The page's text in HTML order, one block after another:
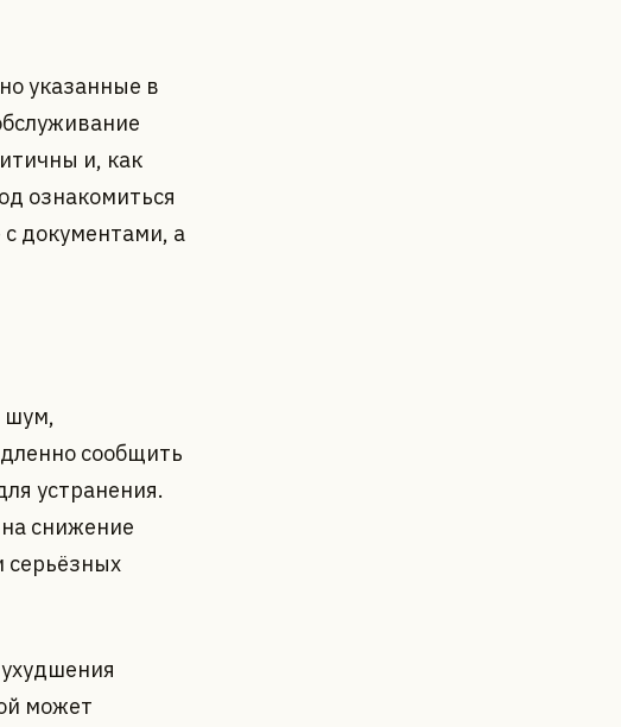
указанные в
и, как
ознакомиться
документами, а
шум,
сообщить
устранения.
снижение
серьёзных
может